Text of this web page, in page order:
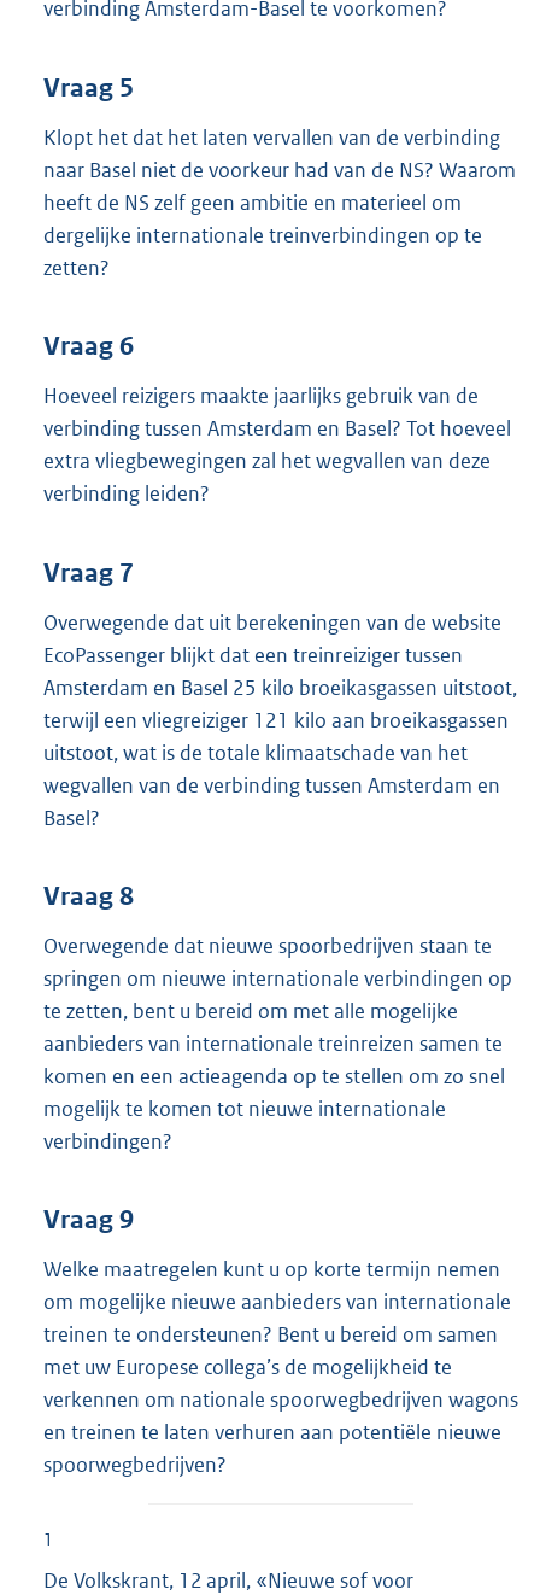
verbinding Amsterdam-Basel te voorkomen?
Vraag 5
Klopt het dat het laten vervallen van de verbinding
naar Basel niet de voorkeur had van de NS? Waarom
heeft de NS zelf geen ambitie en materieel om
dergelijke internationale treinverbindingen op te
zetten?
Vraag 6
Hoeveel reizigers maakte jaarlijks gebruik van de
verbinding tussen Amsterdam en Basel? Tot hoeveel
extra vliegbewegingen zal het wegvallen van deze
verbinding leiden?
Vraag 7
Overwegende dat uit berekeningen van de website
EcoPassenger blijkt dat een treinreiziger tussen
Amsterdam en Basel 25 kilo broeikasgassen uitstoot,
terwijl een vliegreiziger 121 kilo aan broeikasgassen
uitstoot, wat is de totale klimaatschade van het
wegvallen van de verbinding tussen Amsterdam en
Basel?
Vraag 8
Overwegende dat nieuwe spoorbedrijven staan te
springen om nieuwe internationale verbindingen op
te zetten, bent u bereid om met alle mogelijke
aanbieders van internationale treinreizen samen te
komen en een actieagenda op te stellen om zo snel
mogelijk te komen tot nieuwe internationale
verbindingen?
Vraag 9
Welke maatregelen kunt u op korte termijn nemen
om mogelijke nieuwe aanbieders van internationale
treinen te ondersteunen? Bent u bereid om samen
met uw Europese collega’s de mogelijkheid te
verkennen om nationale spoorwegbedrijven wagons
en treinen te laten verhuren aan potentiële nieuwe
spoorwegbedrijven?
1
De Volkskrant, 12 april, «Nieuwe sof voor